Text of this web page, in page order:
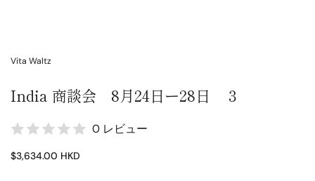
Vita Waltz
India 商談会 8月24日ー28日 ３
0 レビュー
$3,634.00 HKD